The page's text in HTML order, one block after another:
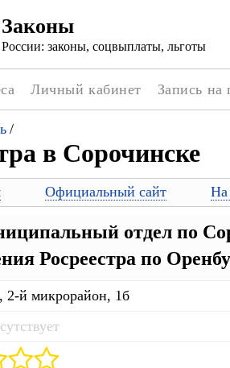
законы, соцвыплаты, льготы
Личный кабинет Запись на
/
в Сорочинске
Официальный сайт На
отдел по
Росреестра по
2-й микрорайон, 1б